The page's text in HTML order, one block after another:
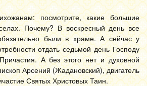
посмотрите, какие большие
Почему? В воскресный день все
были в храме. А сейчас у
отдать седьмой день Господу
А без этого нет и духовной
Арсений (Жадановский), двигатель
Святых Христовых Таин.